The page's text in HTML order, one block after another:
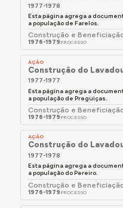
e) Serviço de Estudos
f) Serviço Nacional de
Património
de 4 de dezembro]
1981.05.23 - DL 121/
definitivo o GaPA,
das suas
ao Saneamento
respetiva Direção-
âmbito do Plano de
de Turismo do Algarve
respetivas autarquias
auto de entrega bem
advindo deste Plano
responsabilidade das
1977-1978
Esta página agrega a
a população de Farelos.
Construção e
1976-1979 PROCESSO
AÇÃO
Construção do
1977-1977
Esta página agrega a
a população de Preguiças.
Construção e
1976-1979 PROCESSO
AÇÃO
Construção do
1977-1978
Esta página agrega a
a população do Pereiro.
Construção e
1976-1979 PROCESSO